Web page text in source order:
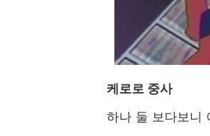
케로로 중사
하나 둘 보다보니